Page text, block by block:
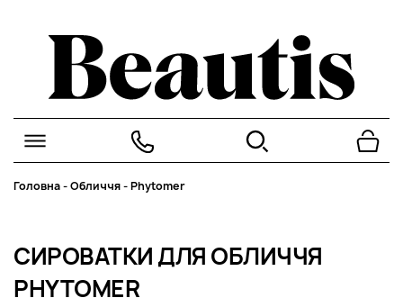
Головна-Обличчя-Phytomer
СИРОВАТКИ ДЛЯ ОБЛИЧЧЯ
PHYTOMER